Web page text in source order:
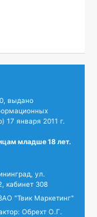
выдано
января 2011 г.
младше 18 лет.
ул.
кабинет 308
"Твик Маркетинг"
Обрехт О.Г.